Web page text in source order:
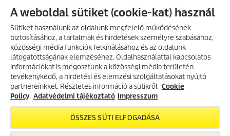
AKCIÓS TERMÉKEK
Fedezd fel folyamatosan frissülő
akciós kínálatunkat, és találd meg
a legjobb ajánlatokat.
AKCIÓK MEGTEKINTÉSE
KÄRCHER KÖZÖSSÉGI OLDALAK
CO₂-SEMLEGES WEBOLDAL
KAPCSOLAT
KAPCSOLAT
ÁLTALÁNOS INFORMÁCIÓK
ÁSZF ÉS ADATVÉDELEM
A weboldal sütiket (cookie-kat) használ
Sütiket használunk az oldalunk megfelelő működésének
biztosításához, a tartalmak és hirdetések személyre szabásához,
közösségi média funkciók felkínálásához és az oldalunk
látogatottságának elemzéséhez. Oldalhasználattal kapcsolatos
információkat is megosztunk a közösségi média területén
tevékenykedő, a hirdetési és elemzési szolgáltatásokat nyújtó
partnereinkkel. Részletes információ a sütikről Cookie
Policy. Adatvédelmi tájékoztató Impresszum
ÖSSZES SÜTI ELFOGADÁSA